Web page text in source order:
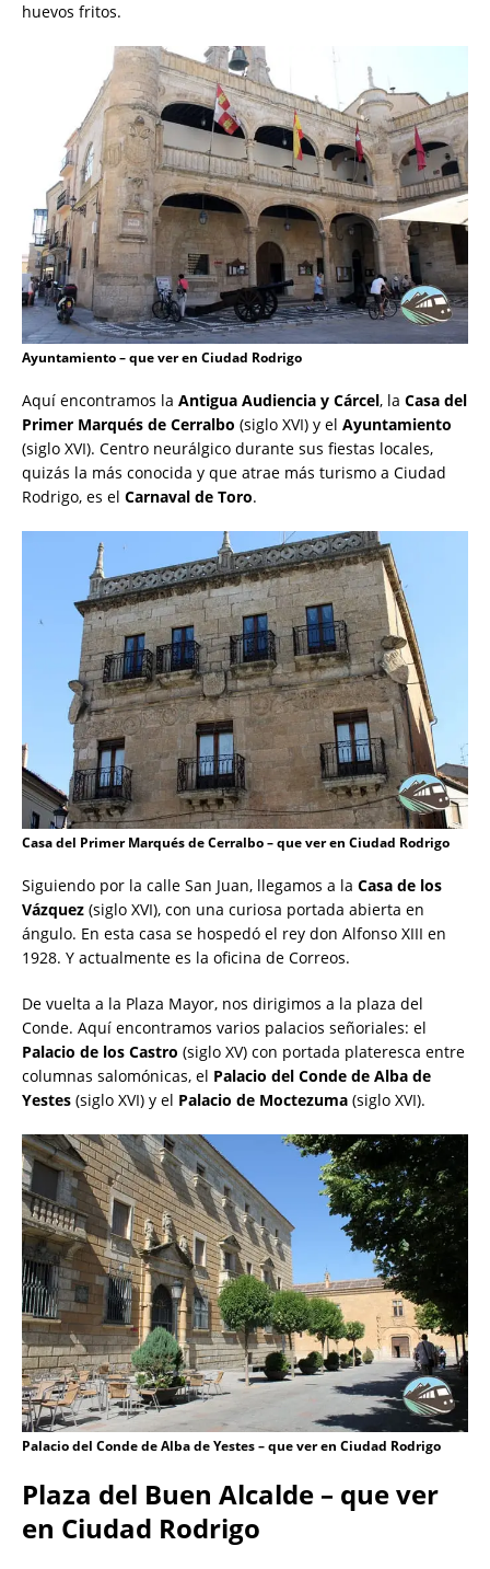
huevos fritos.
Ayuntamiento – que ver en Ciudad Rodrigo
Aquí encontramos la Antigua Audiencia y Cárcel, la Casa del
Primer Marqués de Cerralbo (siglo XVI) y el Ayuntamiento
(siglo XVI). Centro neurálgico durante sus fiestas locales,
quizás la más conocida y que atrae más turismo a Ciudad
Rodrigo, es el Carnaval de Toro.
Casa del Primer Marqués de Cerralbo – que ver en Ciudad Rodrigo
Siguiendo por la calle San Juan, llegamos a la Casa de los
Vázquez (siglo XVI), con una curiosa portada abierta en
ángulo. En esta casa se hospedó el rey don Alfonso XIII en
1928. Y actualmente es la oficina de Correos.
De vuelta a la Plaza Mayor, nos dirigimos a la plaza del
Conde. Aquí encontramos varios palacios señoriales: el
Palacio de los Castro (siglo XV) con portada plateresca entre
columnas salomónicas, el Palacio del Conde de Alba de
Yestes (siglo XVI) y el Palacio de Moctezuma (siglo XVI).
Palacio del Conde de Alba de Yestes – que ver en Ciudad Rodrigo
Plaza del Buen Alcalde – que ver
en Ciudad Rodrigo